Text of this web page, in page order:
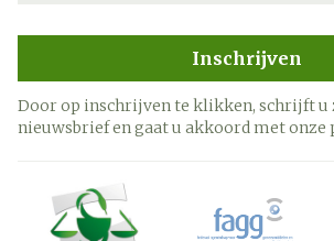
Inschrijven
Door op inschrijven te klikken, schrijft u
nieuwsbrief en gaat u akkoord met onze